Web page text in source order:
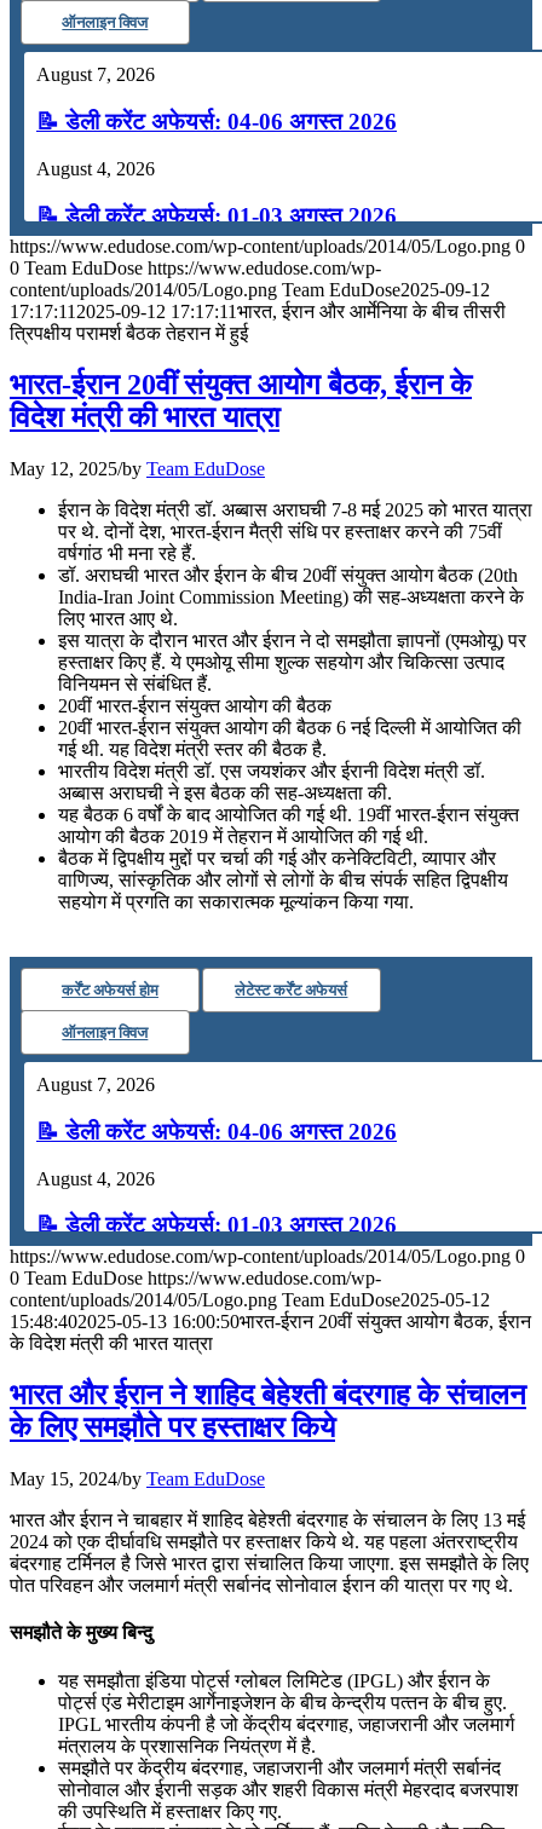
ऑनलाइन क्विज
August 7, 2026
📝 डेली करेंट अफेयर्स: 04-06 अगस्त 2026
August 4, 2026
📝 डेली करेंट अफेयर्स: 01-03 अगस्त 2026
July 31, 2026
📝 डेली करेंट अफेयर्स: 28-31 जुलाई 2026
📝 डेली करेंट अफेयर्स: 25-27 जुलाई 2026
📝 डेली करेंट अफेयर्स: 22-24 जुलाई 2026
July 22, 2026
📝 डेली करेंट अफेयर्स: 19-21 जुलाई 2026
July 19, 2026
📝 डेली करेंट अफेयर्स: 16-18 जुलाई 2026
https://www.edudose.com/wp-content/uploads/2014/05/Logo.png 0
0 Team EduDose https://www.edudose.com/wp-
content/uploads/2014/05/Logo.png Team EduDose2025-09-12
17:17:112025-09-12 17:17:11भारत, ईरान और आर्मेनिया के बीच तीसरी
त्रिपक्षीय परामर्श बैठक तेहरान में हुई
भारत-ईरान 20वीं संयुक्त आयोग बैठक, ईरान के
विदेश मंत्री की भारत यात्रा
May 12, 2025/by Team EduDose
ईरान के विदेश मंत्री डॉ. अब्बास अराघची 7-8 मई 2025 को भारत यात्रा
पर थे. दोनों देश, भारत-ईरान मैत्री संधि पर हस्ताक्षर करने की 75वीं
वर्षगांठ भी मना रहे हैं.
डॉ. अराघची भारत और ईरान के बीच 20वीं संयुक्त आयोग बैठक (20th
India-Iran Joint Commission Meeting) की सह-अध्यक्षता करने के
लिए भारत आए थे.
इस यात्रा के दौरान भारत और ईरान ने दो समझौता ज्ञापनों (एमओयू) पर
हस्ताक्षर किए हैं. ये एमओयू सीमा शुल्क सहयोग और चिकित्सा उत्पाद
विनियमन से संबंधित हैं.
20वीं भारत-ईरान संयुक्त आयोग की बैठक
20वीं भारत-ईरान संयुक्त आयोग की बैठक 6 नई दिल्ली में आयोजित की
गई थी. यह विदेश मंत्री स्तर की बैठक है.
भारतीय विदेश मंत्री डॉ. एस जयशंकर और ईरानी विदेश मंत्री डॉ.
अब्बास अराघची ने इस बैठक की सह-अध्यक्षता की.
यह बैठक 6 वर्षों के बाद आयोजित की गई थी. 19वीं भारत-ईरान संयुक्त
आयोग की बैठक 2019 में तेहरान में आयोजित की गई थी.
बैठक में द्विपक्षीय मुद्दों पर चर्चा की गई और कनेक्टिविटी, व्यापार और
वाणिज्य, सांस्कृतिक और लोगों से लोगों के बीच संपर्क सहित द्विपक्षीय
सहयोग में प्रगति का सकारात्मक मूल्यांकन किया गया.
कर्रेंट अफेयर्स होम लेटेस्ट कर्रेंट अफेयर्स
ऑनलाइन क्विज
August 7, 2026
📝 डेली करेंट अफेयर्स: 04-06 अगस्त 2026
August 4, 2026
📝 डेली करेंट अफेयर्स: 01-03 अगस्त 2026
July 31, 2026
📝 डेली करेंट अफेयर्स: 28-31 जुलाई 2026
📝 डेली करेंट अफेयर्स: 25-27 जुलाई 2026
📝 डेली करेंट अफेयर्स: 22-24 जुलाई 2026
July 22, 2026
📝 डेली करेंट अफेयर्स: 19-21 जुलाई 2026
July 19, 2026
📝 डेली करेंट अफेयर्स: 16-18 जुलाई 2026
https://www.edudose.com/wp-content/uploads/2014/05/Logo.png 0
0 Team EduDose https://www.edudose.com/wp-
content/uploads/2014/05/Logo.png Team EduDose2025-05-12
15:48:402025-05-13 16:00:50भारत-ईरान 20वीं संयुक्त आयोग बैठक, ईरान
के विदेश मंत्री की भारत यात्रा
भारत और ईरान ने शाहिद बेहेश्ती बंदरगाह के संचालन
के लिए समझौते पर हस्ताक्षर किये
May 15, 2024/by Team EduDose
भारत और ईरान ने चाबहार में शाहिद बेहेश्ती बंदरगाह के संचालन के लिए 13 मई
2024 को एक दीर्घावधि समझौते पर हस्‍ताक्षर किये थे. यह पहला अंतरराष्ट्रीय
बंदरगाह टर्मिनल है जिसे भारत द्वारा संचालित किया जाएगा. इस समझौते के लिए
पोत परिवहन और जलमार्ग मंत्री सर्बानंद सोनोवाल ईरान की यात्रा पर गए थे.
समझौते के मुख्य बिन्दु
यह समझौता इंडिया पोर्ट्स ग्लोबल लिमिटेड (IPGL) और ईरान के
पोर्ट्स एंड मेरीटाइम आर्गेनाइजेशन के बीच केन्‍द्रीय पत्‍तन के बीच हुए.
IPGL भारतीय कंपनी है जो केंद्रीय बंदरगाह, जहाजरानी और जलमार्ग
मंत्रालय के प्रशासनिक नियंत्रण में है.
समझौते पर केंद्रीय बंदरगाह, जहाजरानी और जलमार्ग मंत्री सर्बानंद
सोनोवाल और ईरानी सड़क और शहरी विकास मंत्री मेहरदाद बजरपाश
की उपस्थिति में हस्ताक्षर किए गए.